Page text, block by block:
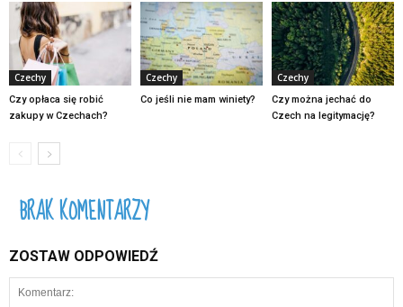
Czechy
Czy opłaca się robić
zakupy w Czechach?
Czechy
Co jeśli nie mam winiety?
Czechy
Czy można jechać do
Czech na legitymację?
BRAK KOMENTARZY
ZOSTAW ODPOWIEDŹ